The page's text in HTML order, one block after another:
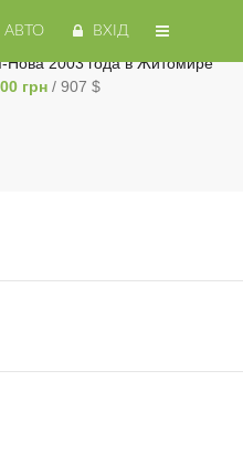
АВТО ВХІД
/ ЗАЗ /Таврия-Нова
Нова 2003 года в Житомире
грн / 907 $